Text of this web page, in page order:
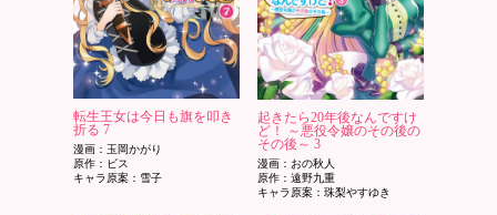
転生王女は今日も旗を叩き
折る 7
漫画：玉岡かがり
原作：ビス
キャラ原案：雪子
起きたら20年後なんですけ
ど！ ～悪役令嬢のその後の
その後～ 3
漫画：おの秋人
原作：遠野九重
キャラ原案：珠梨やすゆき